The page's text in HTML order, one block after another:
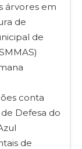
árvores em
de
de
conta
Defesa do
de